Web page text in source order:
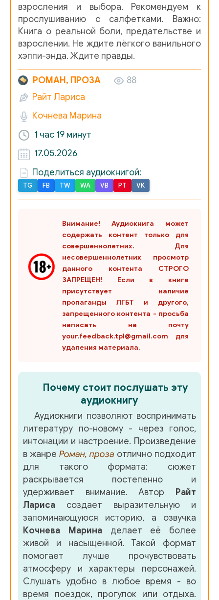
взросления и выбора. Рекомендуем к
прослушиванию с салфетками. Важно:
Книга о реальной боли, предательстве и
взрослении. Не ждите лёгкого ванильного
хэппи-энда. Ждите правды.
РОМАН, ПРОЗА
88
Райт Лариса
Кочнева Марина
1 час 19 минут
17.05.2026
Поделиться аудиокнигой:
TG FB TW WA VB PT VK
Внимание! Аудиокнига может
содержать контент только для
совершеннолетних. Для
несовершеннолетних просмотр
данного контента СТРОГО
ЗАПРЕЩЕН! Если в книге
присутствует наличие
пропаганды ЛГБТ и другого,
запрещенного контента - просьба
написать на почту
your.feedback.tpl@gmail.com для
удаления материала.
Почему стоит послушать эту
аудиокнигу
Аудиокниги позволяют воспринимать
литературу по-новому - через голос,
интонации и настроение. Произведение
в жанре Роман, проза отлично подходит
для такого формата: сюжет
раскрывается постепенно и
удерживает внимание. Автор Райт
Лариса создает выразительную и
запоминающуюся историю, а озвучка
Кочнева Маринаделает её более
живой и насыщенной. Такой формат
помогает лучше прочувствовать
атмосферу и характеры персонажей.
Слушать удобно в любое время - во
время поездок, прогулок или отдыха.